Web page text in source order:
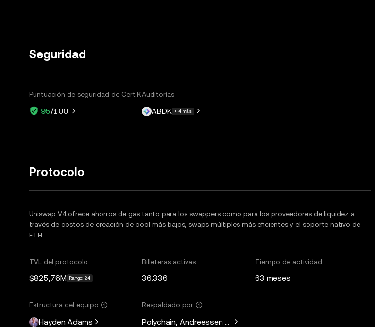
Seguridad
Puntuación de seguridad de CertiK
95/100
Auditorías
ABDK + 4 más
Protocolo
Uniswap V4 ofrece ahorros de gas tanto para los swappers como para los proveedores de liquidez a
través de costos de creación de pool más bajos, swaps múltiples más eficientes y el soporte nativo de
ETH.
TVL del protocolo
$825,76M Rango: 24
Billeteras activas
36.336
Tiempo de actividad
63 meses
Estructura del equipo
Hayden Adams
Respaldado por
Polychain, Andreessen Horowitz, Paradigm, Variant Fund, SV Angel